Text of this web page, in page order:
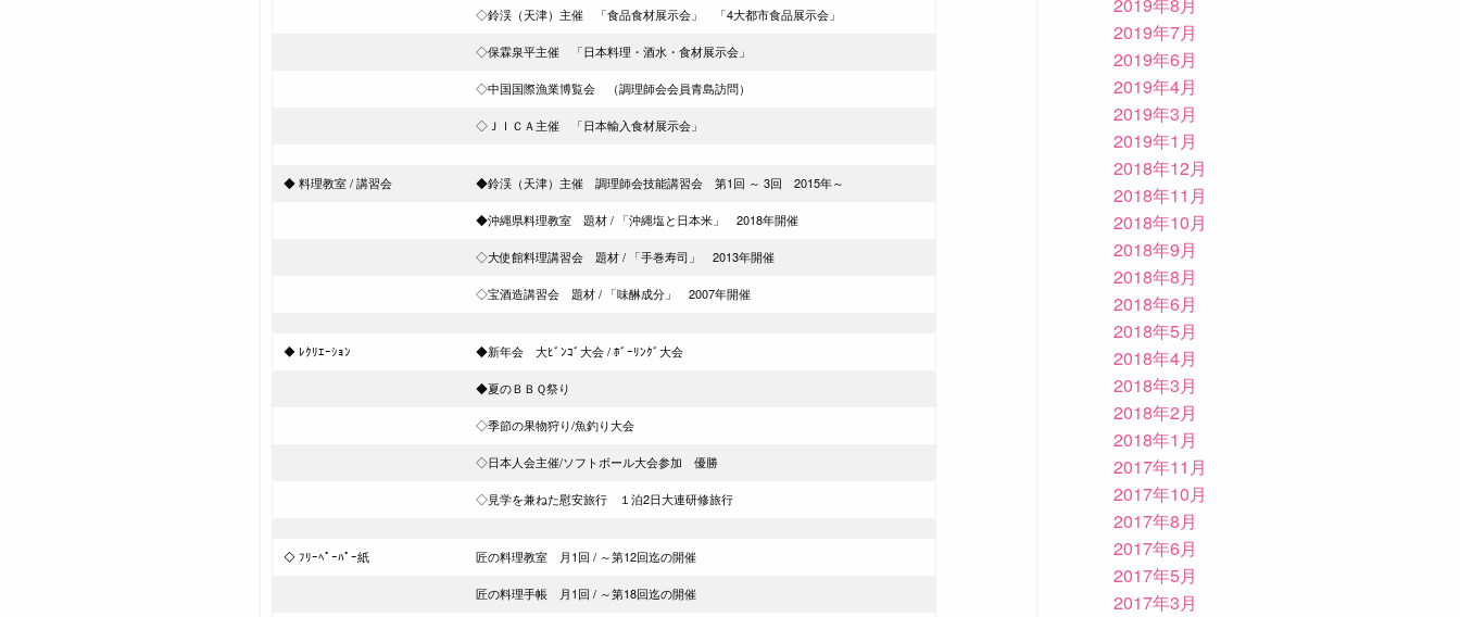
◇鈴渓（天津）主催 「食品食材展示会」 「4大都市食品展示会」
◇保霖泉平主催 「日本料理・酒水・食材展示会」
◇中国国際漁業博覧会 （調理師会会員青島訪問）
◇ＪＩＣＡ主催 「日本輸入食材展示会」
◆ 料理教室 / 講習会 ◆鈴渓（天津）主催 調理師会技能講習会 第1回 ～ 3回 2015年～
◆沖縄県料理教室 題材 / 「沖縄塩と日本米」 2018年開催
◇大使館料理講習会 題材 / 「手巻寿司」 2013年開催
◇宝酒造講習会 題材 / 「味醂成分」 2007年開催
◆ ﾚｸﾘｴｰｼｮﾝ ◆新年会 大ﾋﾞﾝｺﾞ大会 / ﾎﾞｰﾘﾝｸﾞ大会
◆夏のＢＢＱ祭り
◇季節の果物狩り/魚釣り大会
◇日本人会主催/ソフトボール大会参加 優勝
◇見学を兼ねた慰安旅行 １泊2日大連研修旅行
◇ ﾌﾘｰﾍﾟｰﾊﾟｰ紙 匠の料理教室 月1回 / ～第12回迄の開催
匠の料理手帳 月1回 / ～第18回迄の開催
2019年7月
2019年6月
2019年4月
2019年3月
2019年1月
2018年12月
2018年11月
2018年10月
2018年9月
2018年8月
2018年6月
2018年5月
2018年4月
2018年3月
2018年2月
2018年1月
2017年11月
2017年10月
2017年8月
2017年6月
2017年5月
2017年3月